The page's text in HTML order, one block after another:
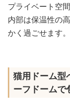
プライベート空
内部は保温性の
かく過ごせます。
猫用ドーム型
ーフドームで